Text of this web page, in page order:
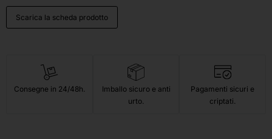
Scarica la scheda prodotto
Consegne in 24/48h.
Imballo sicuro e anti
urto.
Pagamenti sicuri e
criptati.